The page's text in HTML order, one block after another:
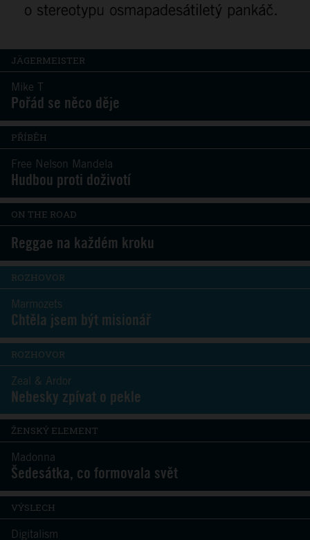
JÄGERMEISTER
Mike T
Pořád se něco děje
PŘÍBĚH
Free Nelson Mandela
Hudbou proti doživotí
ON THE ROAD
Reggae na každém kroku
ROZHOVOR
Marmozets
Chtěla jsem být misionář
ROZHOVOR
Zeal & Ardor
Nebesky zpívat o pekle
ŽENSKÝ ELEMENT
Madonna
Šedesátka, co formovala svět
VÝSLECH
Digitalism